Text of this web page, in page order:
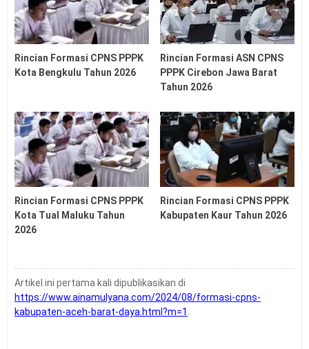
Rincian Formasi CPNS PPPK
Kota Bengkulu Tahun 2026
Rincian Formasi ASN CPNS
PPPK Cirebon Jawa Barat
Tahun 2026
Rincian Formasi CPNS PPPK
Kota Tual Maluku Tahun
2026
Rincian Formasi CPNS PPPK
Kabupaten Kaur Tahun 2026
Artikel ini pertama kali dipublikasikan di
https://www.ainamulyana.com/2024/08/formasi-cpns-
kabupaten-aceh-barat-daya.html?m=1 .